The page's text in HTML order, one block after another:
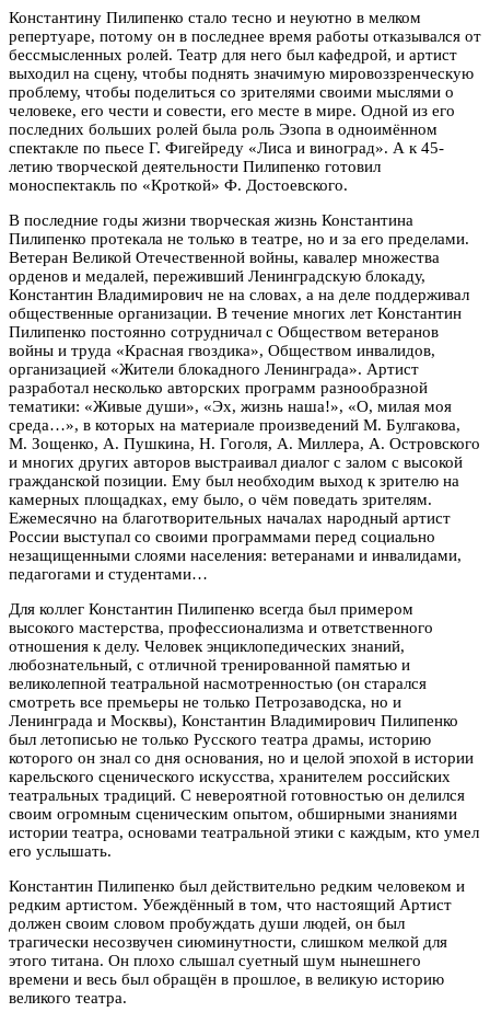
Константину Пилипенко стало тесно и неуютно в мелком
репертуаре, потому он в последнее время работы отказывался от
бессмысленных ролей. Театр для него был кафедрой, и артист
выходил на сцену, чтобы поднять значимую мировоззренческую
проблему, чтобы поделиться со зрителями своими мыслями о
человеке, его чести и совести, его месте в мире. Одной из его
последних больших ролей была роль Эзопа в одноимённом
спектакле по пьесе Г. Фигейреду «Лиса и виноград». А к 45-
летию творческой деятельности Пилипенко готовил
моноспектакль по «Кроткой» Ф. Достоевского.
В последние годы жизни творческая жизнь Константина
Пилипенко протекала не только в театре, но и за его пределами.
Ветеран Великой Отечественной войны, кавалер множества
орденов и медалей, переживший Ленинградскую блокаду,
Константин Владимирович не на словах, а на деле поддерживал
общественные организации. В течение многих лет Константин
Пилипенко постоянно сотрудничал с Обществом ветеранов
войны и труда «Красная гвоздика», Обществом инвалидов,
организацией «Жители блокадного Ленинграда». Артист
разработал несколько авторских программ разнообразной
тематики: «Живые души», «Эх, жизнь наша!», «О, милая моя
среда…», в которых на материале произведений М. Булгакова,
М. Зощенко, А. Пушкина, Н. Гоголя, А. Миллера, А. Островского
и многих других авторов выстраивал диалог с залом с высокой
гражданской позиции. Ему был необходим выход к зрителю на
камерных площадках, ему было, о чём поведать зрителям.
Ежемесячно на благотворительных началах народный артист
России выступал со своими программами перед социально
незащищенными слоями населения: ветеранами и инвалидами,
педагогами и студентами…
Для коллег Константин Пилипенко всегда был примером
высокого мастерства, профессионализма и ответственного
отношения к делу. Человек энциклопедических знаний,
любознательный, с отличной тренированной памятью и
великолепной театральной насмотренностью (он старался
смотреть все премьеры не только Петрозаводска, но и
Ленинграда и Москвы), Константин Владимирович Пилипенко
был летописью не только Русского театра драмы, историю
которого он знал со дня основания, но и целой эпохой в истории
карельского сценического искусства, хранителем российских
театральных традиций. С невероятной готовностью он делился
своим огромным сценическим опытом, обширными знаниями
истории театра, основами театральной этики с каждым, кто умел
его услышать.
Константин Пилипенко был действительно редким человеком и
редким артистом. Убеждённый в том, что настоящий Артист
должен своим словом пробуждать души людей, он был
трагически несозвучен сиюминутности, слишком мелкой для
этого титана. Он плохо слышал суетный шум нынешнего
времени и весь был обращён в прошлое, в великую историю
великого театра.